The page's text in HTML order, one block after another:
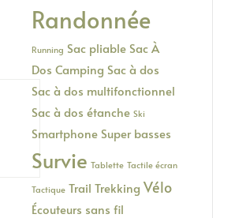
Randonnée
Running Sac pliable Sac À
Dos Camping Sac à dos
Sac à dos multifonctionnel
Sac à dos étanche Ski
Smartphone Super basses
Survie Tablette Tactile écran
Tactique Trail Trekking Vélo
Écouteurs sans fil